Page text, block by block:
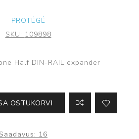
PROTÉGÉ
SKU: 109898
Half DIN-RAIL expander
OSTUKORVI
16